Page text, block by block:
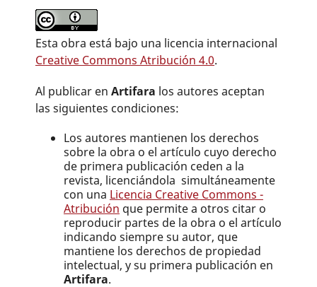
Esta obra está bajo una licencia internacional
Creative Commons Atribución 4.0.
Al publicar en Artifara los autores aceptan
las siguientes condiciones:
Los autores mantienen los derechos
sobre la obra o el artículo cuyo derecho
de primera publicación ceden a la
revista, licenciándola simultáneamente
con una Licencia Creative Commons -
Atribución que permite a otros citar o
reproducir partes de la obra o el artículo
indicando siempre su autor, que
mantiene los derechos de propiedad
intelectual, y su primera publicación en
Artifara.